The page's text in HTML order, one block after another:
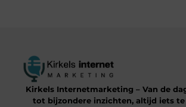
Kirkels Internetmarketing – Van de
tot bijzondere inzichten, altijd iets